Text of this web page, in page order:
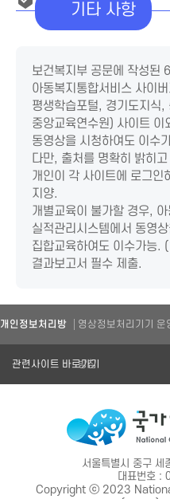
기타 사항
보건복지부 공문에 작성된
아동복지통합서비스 사이
평생학습포털, 경기도지식
중앙교육연수원) 사이트 이
동영상을 시청하여도 이수
다만, 출처를 명확히 밝히
개인이 각 사이트에 로그인
지양.
개별교육이 불가할 경우,
실적관리시스템에서 동영
집합교육하여도 이수가능.
결과보고서 필수 제출.
개인정보처리방 영상정보처리기기 운
방침
서울특별시 중구
대표번호
Copyright ⓒ 2023